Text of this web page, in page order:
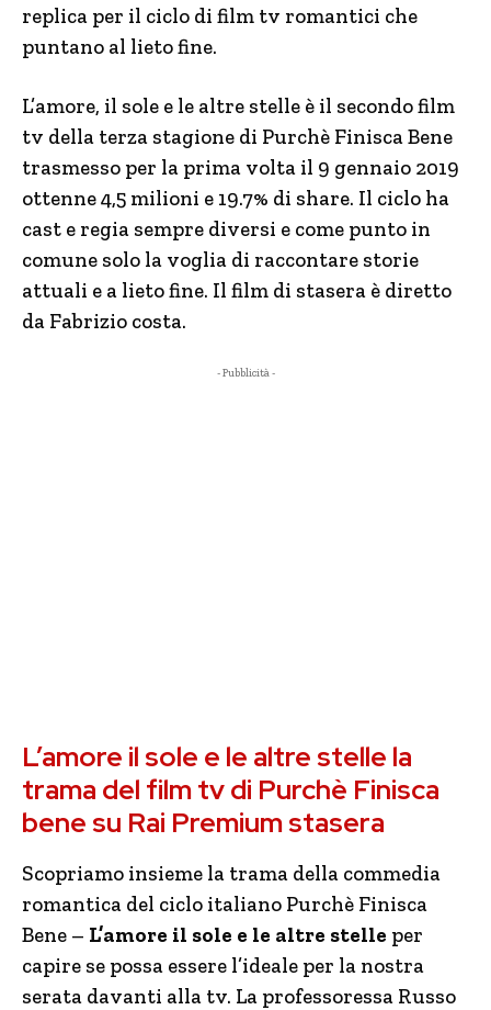
replica per il ciclo di film tv romantici che
puntano al lieto fine.
L’amore, il sole e le altre stelle è il secondo film
tv della terza stagione di Purchè Finisca Bene
trasmesso per la prima volta il 9 gennaio 2019
ottenne 4,5 milioni e 19.7% di share. Il ciclo ha
cast e regia sempre diversi e come punto in
comune solo la voglia di raccontare storie
attuali e a lieto fine. Il film di stasera è diretto
da Fabrizio costa.
- Pubblicità -
L’amore il sole e le altre stelle la
trama del film tv di Purchè Finisca
bene su Rai Premium stasera
Scopriamo insieme la trama della commedia
romantica del ciclo italiano Purchè Finisca
Bene – L’amore il sole e le altre stelle per
capire se possa essere l’ideale per la nostra
serata davanti alla tv. La professoressa Russo